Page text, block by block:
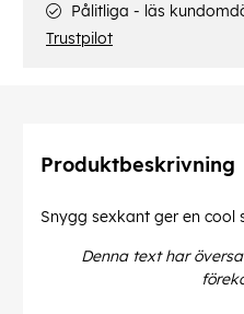
Pålitliga - läs
Trustpilot
Produktbeskrivning
Snygg sexkant ger en cool
Denna text har